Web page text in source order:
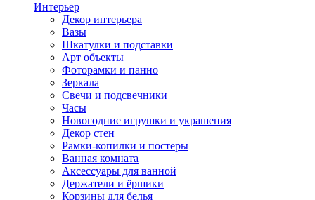
Интерьер
Декор интерьера
Вазы
Шкатулки и подставки
Арт объекты
Фоторамки и панно
Зеркала
Свечи и подсвечники
Часы
Новогодние игрушки и украшения
Декор стен
Рамки-копилки и постеры
Ванная комната
Аксессуары для ванной
Держатели и ёршики
Корзины для белья